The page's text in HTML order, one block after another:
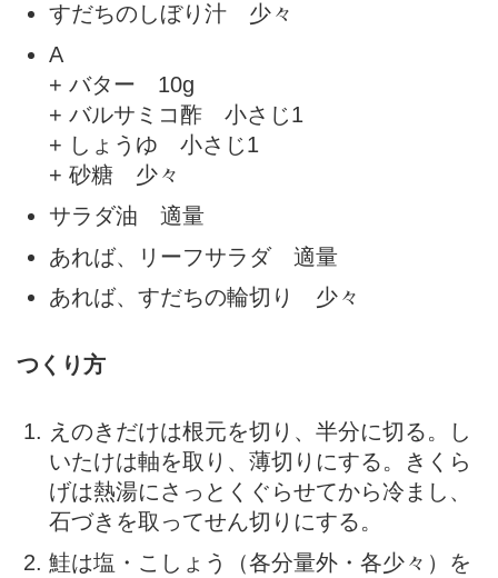
すだちのしぼり汁 少々
A
+ バター 10g
+ バルサミコ酢 小さじ1
+ しょうゆ 小さじ1
+ 砂糖 少々
サラダ油 適量
あれば、リーフサラダ 適量
あれば、すだちの輪切り 少々
つくり方
えのきだけは根元を切り、半分に切る。し
いたけは軸を取り、薄切りにする。きくら
げは熱湯にさっとくぐらせてから冷まし、
石づきを取ってせん切りにする。
鮭は塩・こしょう（各分量外・各少々）を